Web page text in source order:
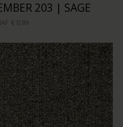
203 | SAGE
€ 0,99